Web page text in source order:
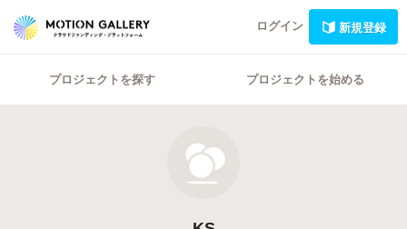
ログイン 新規登録
プロジェクトを探す プロジェクトを始める